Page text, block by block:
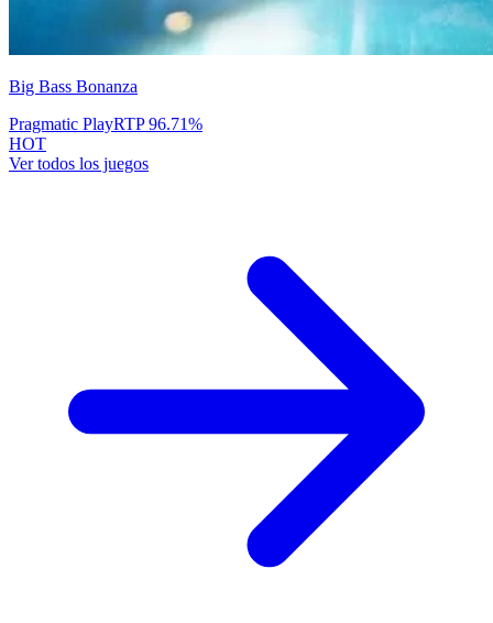
Big Bass Bonanza
Pragmatic PlayRTP96.71%
HOT
Ver todos los juegos